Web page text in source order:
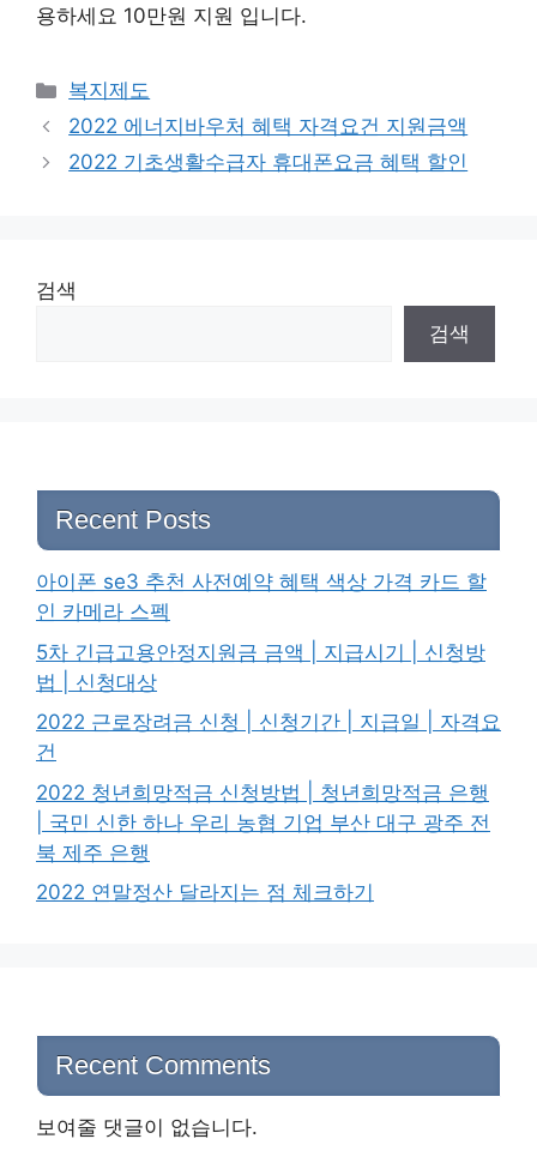
용하세요 10만원 지원 입니다.
Categories
복지제도
2022 에너지바우처 혜택 자격요건 지원금액
2022 기초생활수급자 휴대폰요금 혜택 할인
검색
검색
Recent Posts
아이폰 se3 추천 사전예약 혜택 색상 가격 카드 할
인 카메라 스펙
5차 긴급고용안정지원금 금액 | 지급시기 | 신청방
법 | 신청대상
2022 근로장려금 신청 | 신청기간 | 지급일 | 자격요
건
2022 청년희망적금 신청방법 | 청년희망적금 은행
| 국민 신한 하나 우리 농협 기업 부산 대구 광주 전
북 제주 은행
2022 연말정산 달라지는 점 체크하기
Recent Comments
보여줄 댓글이 없습니다.